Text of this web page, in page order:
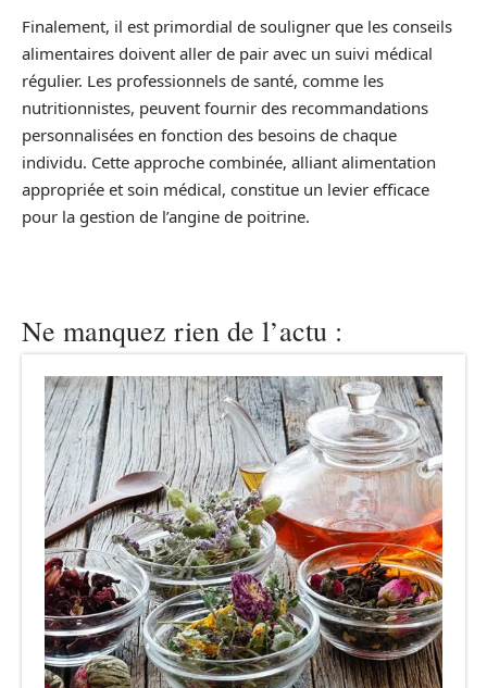
Finalement, il est primordial de souligner que les conseils
alimentaires doivent aller de pair avec un suivi médical
régulier. Les professionnels de santé, comme les
nutritionnistes, peuvent fournir des recommandations
personnalisées en fonction des besoins de chaque
individu. Cette approche combinée, alliant alimentation
appropriée et soin médical, constitue un levier efficace
pour la gestion de l’angine de poitrine.
Ne manquez rien de l’actu :